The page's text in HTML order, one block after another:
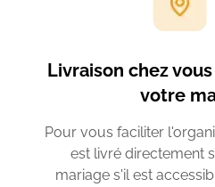
Livraison chez
votre
Pour vous faciliter
est livré directement
mariage s'il est